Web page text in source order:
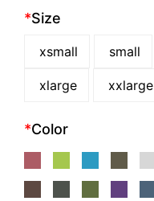
*Size
xsmall small
xlarge xxlarge
*Color